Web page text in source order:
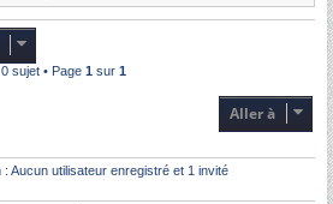
0 sujet • Page 1 sur 1
Aller à
Aucun utilisateur enregistré et 1 invité